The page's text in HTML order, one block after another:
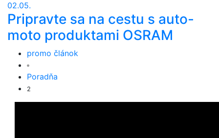
02.05.
Pripravte sa na cestu s auto-
moto produktami OSRAM
promo článok
Poradňa
2